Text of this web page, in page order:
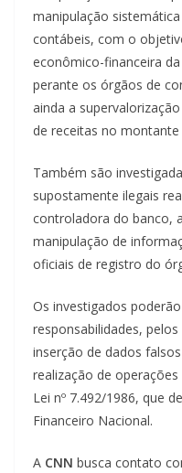
manipulação
contábeis, com o
econômico-financeira
perante os órgãos de
ainda a
de receitas no
Também são
supostamente ilegais
controladora do banco,
manipulação de
oficiais de registro do
Os investigados
responsabilidades,
inserção de dados
realização de
Lei nº 7.492/1986, que
Financeiro Nacional.
A CNN busca contato